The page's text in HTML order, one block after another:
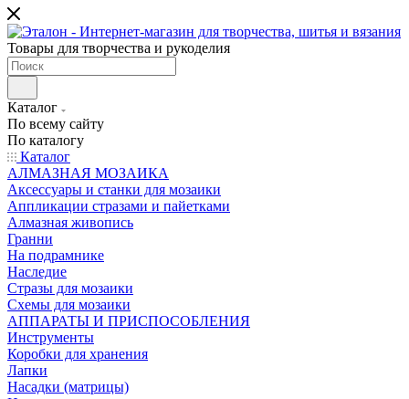
Товары для творчества и рукоделия
Каталог
По всему сайту
По каталогу
Каталог
АЛМАЗНАЯ МОЗАИКА
Аксессуары и станки для мозаики
Аппликации стразами и пайетками
Алмазная живопись
Гранни
На подрамнике
Наследие
Стразы для мозаики
Схемы для мозаики
АППАРАТЫ И ПРИСПОСОБЛЕНИЯ
Инструменты
Коробки для хранения
Лапки
Насадки (матрицы)